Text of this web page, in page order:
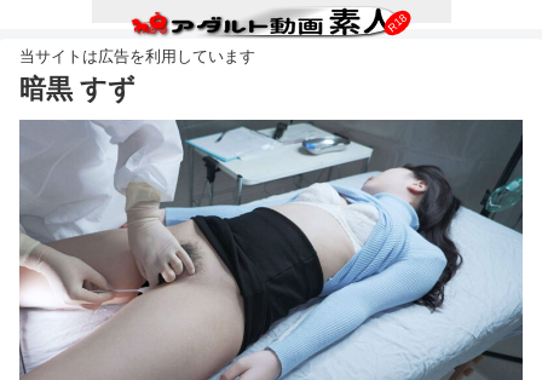
暗黒 すず